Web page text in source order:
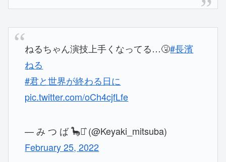
ねるちゃん演技上手くなってる…🤧#長濱
ねる
#君と世界が終わる日に
pic.twitter.com/oCh4cjfLfe
— み つ ば 🦕⋆͛ (@Keyaki_mitsuba)
February 25, 2022